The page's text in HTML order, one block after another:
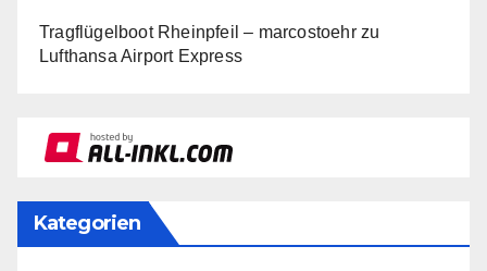
Tragflügelboot Rheinpfeil – marcostoehrzu
Lufthansa Airport Express
Kategorien